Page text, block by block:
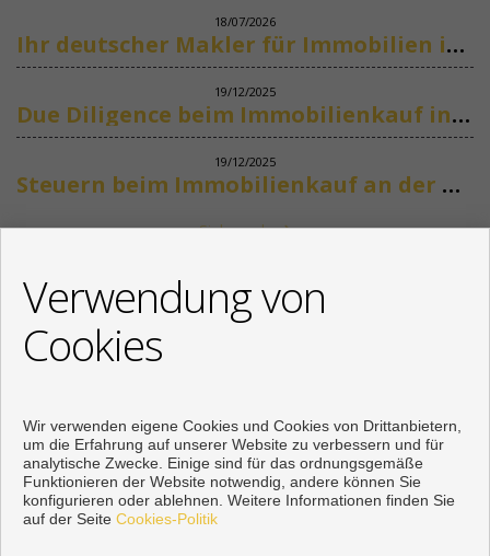
18/07/2026
Ihr deutscher Makler für Immobilien in Marbella
19/12/2025
Due Diligence beim Immobilienkauf in Spanien
19/12/2025
Steuern beim Immobilienkauf an der Costa del Sol
Siehe mehr
+34 622318266
info@mikenaumannimmobilien.com
Von Montag bis Freitag : 10:00 - 18:00
Verwendung von
Cookies
Wir verwenden eigene Cookies und Cookies von Drittanbietern,
um die Erfahrung auf unserer Website zu verbessern und für
analytische Zwecke. Einige sind für das ordnungsgemäße
Funktionieren der Website notwendig, andere können Sie
konfigurieren oder ablehnen. Weitere Informationen finden Sie
auf der Seite Cookies-Politik